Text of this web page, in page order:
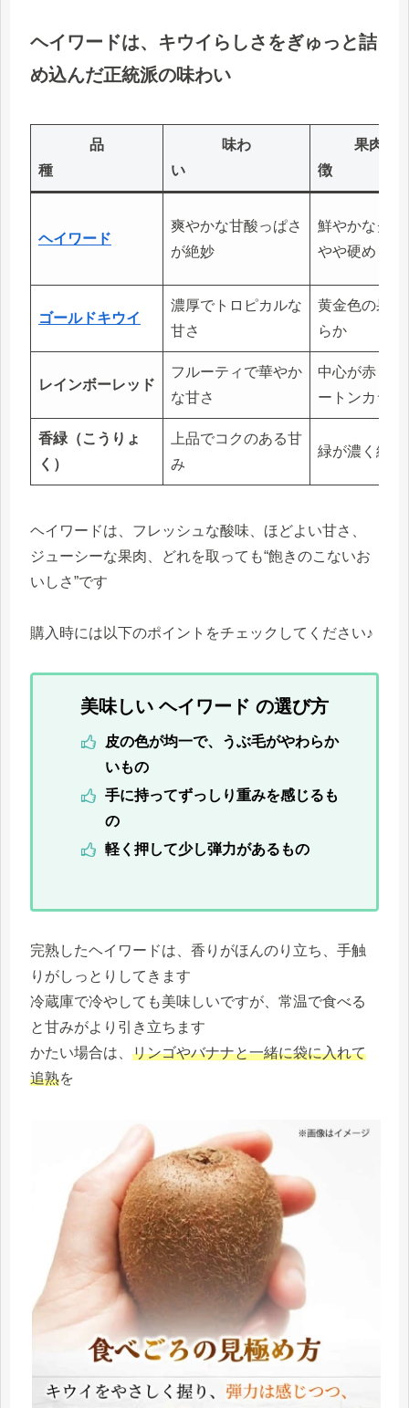
ヘイワードは、 キウイらしさをぎゅっと詰
め込んだ正統派の味わい
品
種
味わ
い
果肉の
ヘイワード
爽やかな甘酸っぱさ
が絶妙
鮮やかなグリ
やや硬め
ゴールドキウイ
濃厚でトロピカルな
甘さ
黄金色の果肉
らか
レインボーレッド
フルーティで華やか
な甘さ
中心が赤く映
ートンカラー
香緑（こうりょ
く）
上品でコクのある甘
み
緑が濃く細長
ヘイワードは、フレッシュな酸味、ほどよい甘さ、
ジューシーな果肉、どれを取っても“飽きのこないお
いしさ”です
購入時には以下のポイントをチェックしてください♪
美味しい ヘイワード の選び方
皮の色が均一で、うぶ毛がやわらか
いもの
手に持ってずっしり重みを感じるも
の
軽く押して少し弾力があるもの
完熟したヘイワードは、香りがほんのり立ち、手触
りがしっとりしてきます
冷蔵庫で冷やしても美味しいですが、常温で食べる
と甘みがより引き立ちます
かたい場合は、 リンゴやバナナと一緒に袋に入れて
追熟を